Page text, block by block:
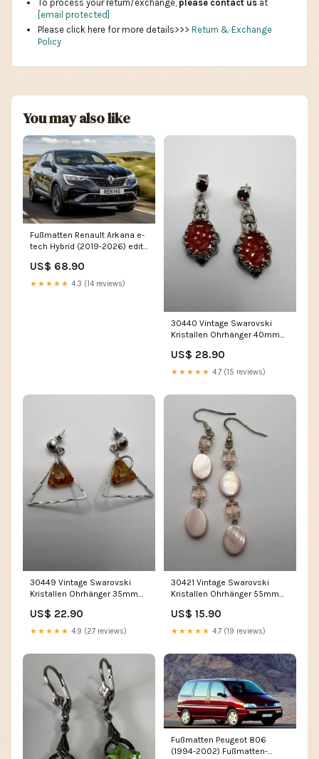
To process your return/exchange, please contact us at
[email protected]
Please click here for more details>>> Return & Exchange
Policy
You may also like
Fußmatten Renault Arkana e-
tech Hybrid (2019-2026) edit-
US$ 68.90
★★★★★ 4.3 (14 reviews)
30440 Vintage Swarovski
Kristallen Ohrhänger 40mm
US$ 28.90
★★★★★ 4.7 (15 reviews)
30449 Vintage Swarovski
Kristallen Ohrhänger 35mm
US$ 22.90
★★★★★ 4.9 (27 reviews)
30421 Vintage Swarovski
Kristallen Ohrhänger 55mm
US$ 15.90
★★★★★ 4.7 (19 reviews)
Fußmatten Peugeot 806
(1994-2002) Fußmatten-